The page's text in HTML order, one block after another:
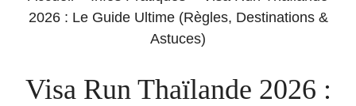
2026 : Le Guide Ultime (Règles, Destinations &
Astuces)
Visa Run Thaïlande 2026 :